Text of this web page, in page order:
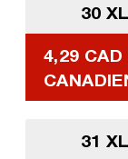
30
4,29 CAD
31